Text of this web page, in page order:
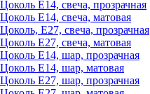
Цоколь Е14, свеча, прозрачная
Цоколь Е14, свеча, матовая
Цоколь, Е27, свеча, прозрачная
Цоколь Е27, свеча, матовая
Цоколь Е14, шар, прозрачная
Цоколь Е14, шар, матовая
Цоколь Е27, шар, прозрачная